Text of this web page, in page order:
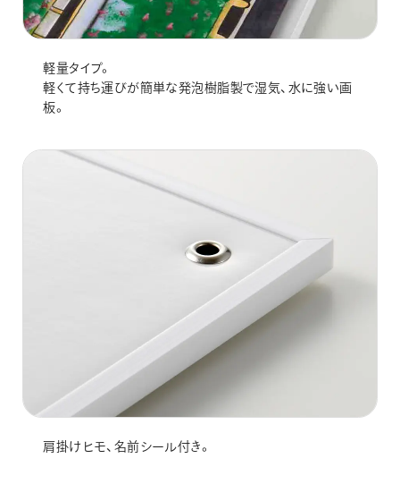
軽量タイプ。
軽くて持ち運びが簡単な発泡樹脂製で湿気、水に強い画
板。
肩掛けヒモ、名前シール付き。